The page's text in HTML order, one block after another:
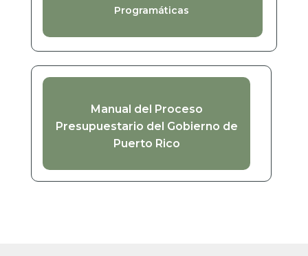
Programáticas
Manual del Proceso
Presupuestario del Gobierno de
Puerto Rico